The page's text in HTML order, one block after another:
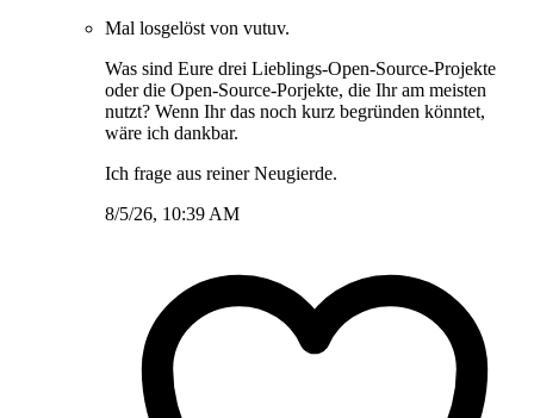
Mal losgelöst von vutuv.
Was sind Eure drei Lieblings-Open-Source-Projekte
oder die Open-Source-Porjekte, die Ihr am meisten
nutzt? Wenn Ihr das noch kurz begründen könntet,
wäre ich dankbar.
Ich frage aus reiner Neugierde.
8/5/26, 10:39 AM